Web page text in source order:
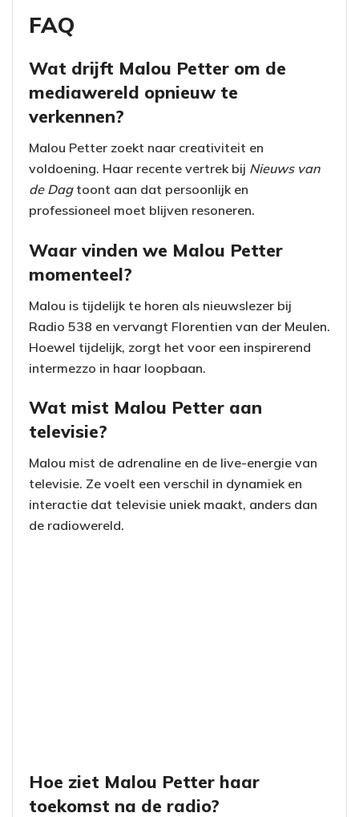
FAQ
Wat drijft Malou Petter om de
mediawereld opnieuw te
verkennen?
Malou Petter zoekt naar creativiteit en
voldoening. Haar recente vertrek bij Nieuws van
de Dagtoont aan dat persoonlijk en
professioneel moet blijven resoneren.
Waar vinden we Malou Petter
momenteel?
Malou is tijdelijk te horen als nieuwslezer bij
Radio 538 en vervangt Florentien van der Meulen.
Hoewel tijdelijk, zorgt het voor een inspirerend
intermezzo in haar loopbaan.
Wat mist Malou Petter aan
televisie?
Malou mist de adrenaline en de live-energie van
televisie. Ze voelt een verschil in dynamiek en
interactie dat televisie uniek maakt, anders dan
de radiowereld.
Hoe ziet Malou Petter haar
toekomst na de radio?